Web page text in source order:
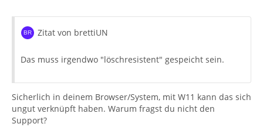
Zitat von brettiUN
Das muss irgendwo "löschresistent" gespeicht sein.
Sicherlich in deinem Browser/System, mit W11 kann das sich
ungut verknüpft haben. Warum fragst du nicht den
Support?